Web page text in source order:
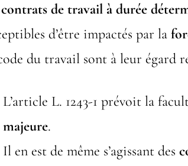
contrats de travail à durée
d’être impactés par la
du travail sont à leur égard
L’article L. 1243-1 prévoit la
majeure.
Il en est de même s’agissant des